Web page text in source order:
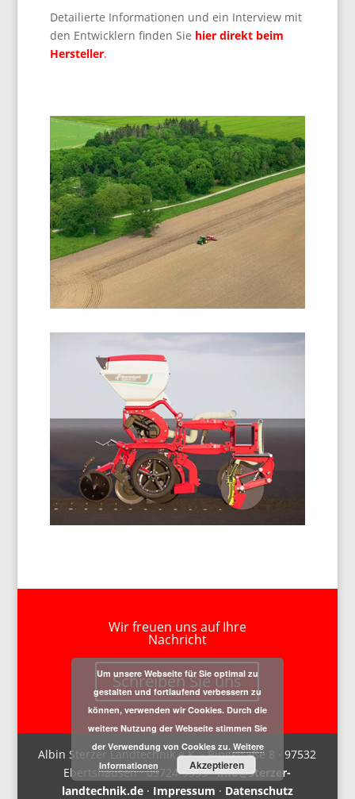
Detailierte Informationen und ein Interview mit
den Entwicklern finden Sie hier direkt beim
Hersteller.
Wir freuen uns auf Ihre
Nachricht
Schreiben Sie uns
Albin Sterzer Landtechnik e.K. · Ringstraße 8 · 97532
Ebertshausen · 09724-9353 ·info@sterzer-
landtechnik.de· Impressum · Datenschutz
Um unsere Webseite für Sie optimal zu
gestalten und fortlaufend verbessern zu
können, verwenden wir Cookies. Durch die
weitere Nutzung der Webseite stimmen Sie
der Verwendung von Cookies zu. Weitere
Informationen
Akzeptieren